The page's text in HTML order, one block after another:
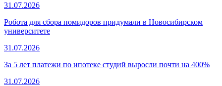
31.07.2026
Робота для сбора помидоров придумали в Новосибирском
университете
31.07.2026
За 5 лет платежи по ипотеке студий выросли почти на 400%
31.07.2026